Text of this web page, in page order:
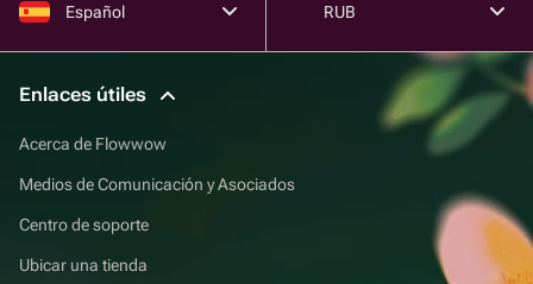
Español RUB
Enlaces útiles
Acerca de Flowwow
Medios de Comunicación y Asociados
Centro de soporte
Ubicar una tienda